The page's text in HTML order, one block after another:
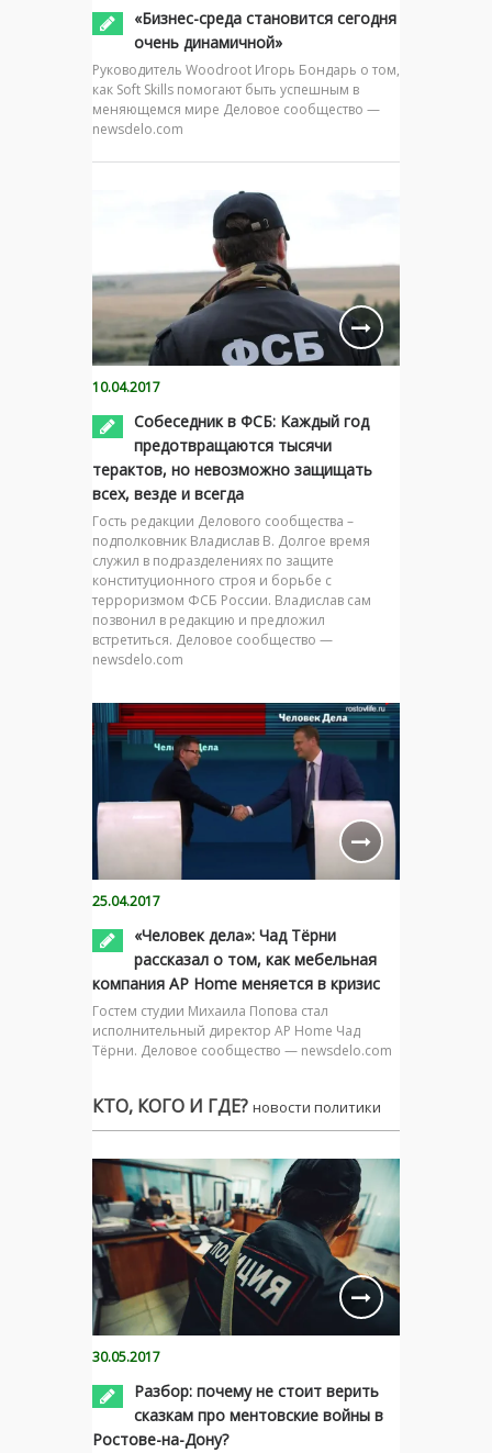
«Бизнес-среда становится сегодня
очень динамичной»
Руководитель Woodroot Игорь Бондарь о том,
как Soft Skills помогают быть успешным в
меняющемся мире Деловое сообщество —
newsdelo.com
10.04.2017
Собеседник в ФСБ: Каждый год
предотвращаются тысячи
терактов, но невозможно защищать
всех, везде и всегда
Гость редакции Делового сообщества –
подполковник Владислав В. Долгое время
служил в подразделениях по защите
конституционного строя и борьбе с
терроризмом ФСБ России. Владислав сам
позвонил в редакцию и предложил
встретиться. Деловое сообщество —
newsdelo.com
25.04.2017
«Человек дела»: Чад Тёрни
рассказал о том, как мебельная
компания AP Home меняется в кризис
Гостем студии Михаила Попова стал
исполнительный директор AP Home Чад
Тёрни. Деловое сообщество — newsdelo.com
КТО, КОГО И ГДЕ? новости политики
30.05.2017
Разбор: почему не стоит верить
сказкам про ментовские войны в
Ростове-на-Дону?